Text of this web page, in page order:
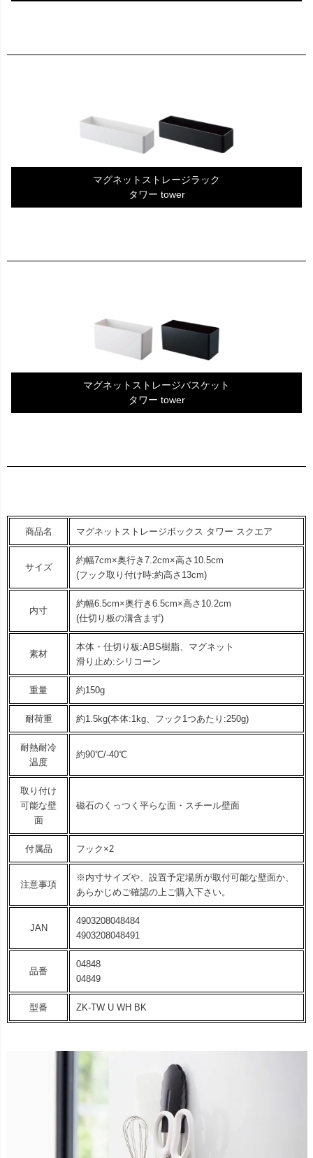
マグネットストレージラック
タワー tower
マグネットストレージバスケット
タワー tower
商品名 マグネットストレージボックス タワー スクエア
サイズ
約幅7cm×奥行き7.2cm×高さ10.5cm
(フック取り付け時:約高さ13cm)
内寸
約幅6.5cm×奥行き6.5cm×高さ10.2cm
(仕切り板の溝含まず)
素材
本体・仕切り板:ABS樹脂、マグネット
滑り止め:シリコーン
重量 約150g
耐荷重 約1.5kg(本体:1kg、フック1つあたり:250g)
耐熱耐冷
温度
約90℃/-40℃
取り付け
可能な壁
面
磁石のくっつく平らな面・スチール壁面
付属品 フック×2
注意事項
※内寸サイズや、設置予定場所が取付可能な壁面か、
あらかじめご確認の上ご購入下さい。
JAN
4903208048484
4903208048491
品番
04848
04849
型番 ZK-TW U WH BK